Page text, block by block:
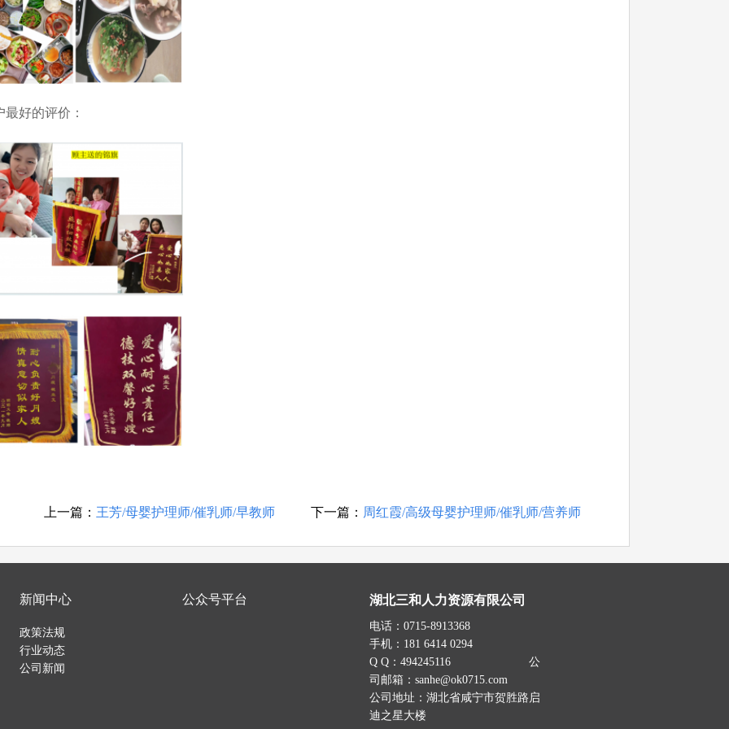
最好的评价：
上一篇： 王芳/母婴护理师/催乳师/早教师 下一篇： 周红霞/高级母婴护理师/催乳师/营养师
新闻中心
政策法规
行业动态
公司新闻
公众号平台 湖北三和人力资源有限公司
电话：0715-8913368
手机：181 6414 0294
Q Q：494245116 公
司邮箱：sanhe@ok0715.com
公司地址：湖北省咸宁市贺胜路启
迪之星大楼